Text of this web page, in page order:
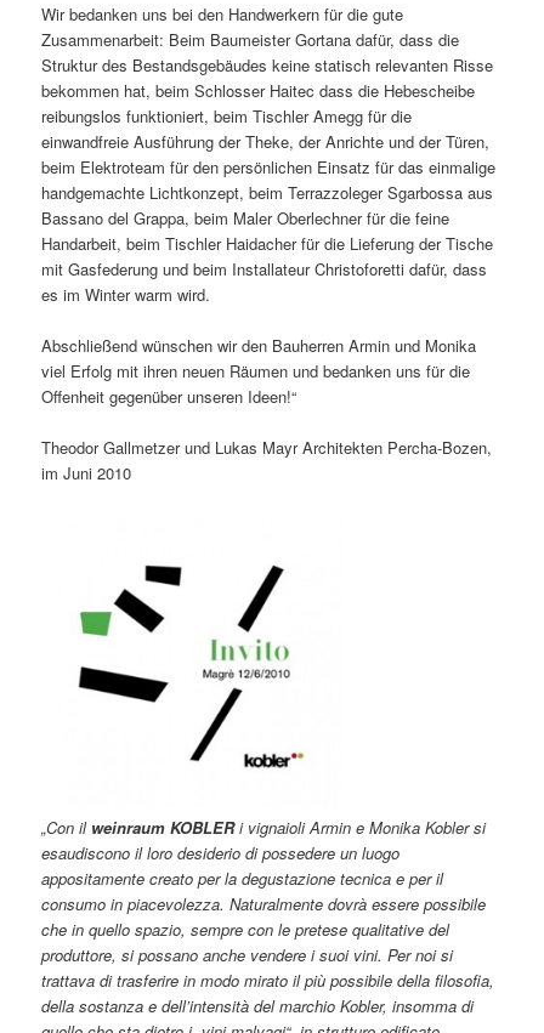
Wir bedanken uns bei den Handwerkern für die gute
Zusammenarbeit: Beim Baumeister Gortana dafür, dass die
Struktur des Bestandsgebäudes keine statisch relevanten Risse
bekommen hat, beim Schlosser Haitec dass die Hebescheibe
reibungslos funktioniert, beim Tischler Amegg für die
einwandfreie Ausführung der Theke, der Anrichte und der Türen,
beim Elektroteam für den persönlichen Einsatz für das einmalige
handgemachte Lichtkonzept, beim Terrazzoleger Sgarbossa aus
Bassano del Grappa, beim Maler Oberlechner für die feine
Handarbeit, beim Tischler Haidacher für die Lieferung der Tische
mit Gasfederung und beim Installateur Christoforetti dafür, dass
es im Winter warm wird.
Abschließend wünschen wir den Bauherren Armin und Monika
viel Erfolg mit ihren neuen Räumen und bedanken uns für die
Offenheit gegenüber unseren Ideen!“
Theodor Gallmetzer und Lukas Mayr Architekten Percha-Bozen,
im Juni 2010
„Con il weinraum KOBLERi vignaioli Armin e Monika Kobler si
esaudiscono il loro desiderio di possedere un luogo
appositamente creato per la degustazione tecnica e per il
consumo in piacevolezza. Naturalmente dovrà essere possibile
che in quello spazio, sempre con le pretese qualitative del
produttore, si possano anche vendere i suoi vini. Per noi si
trattava di trasferire in modo mirato il più possibile della filosofia,
della sostanza e dell’intensità del marchio Kobler, insomma di